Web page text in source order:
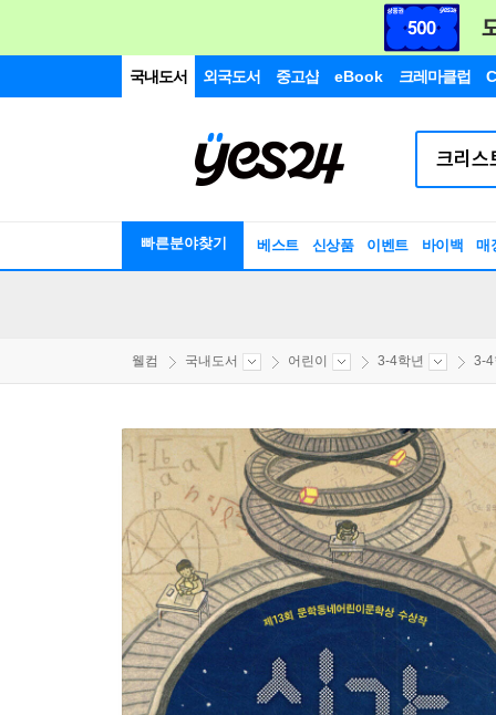
국내도서 외국도서 중고샵 eBook 크레마클럽
빠른분야찾기 베스트 신상품 이벤트 바이백 매
웰컴 국내도서 어린이 3-4학년 3-4